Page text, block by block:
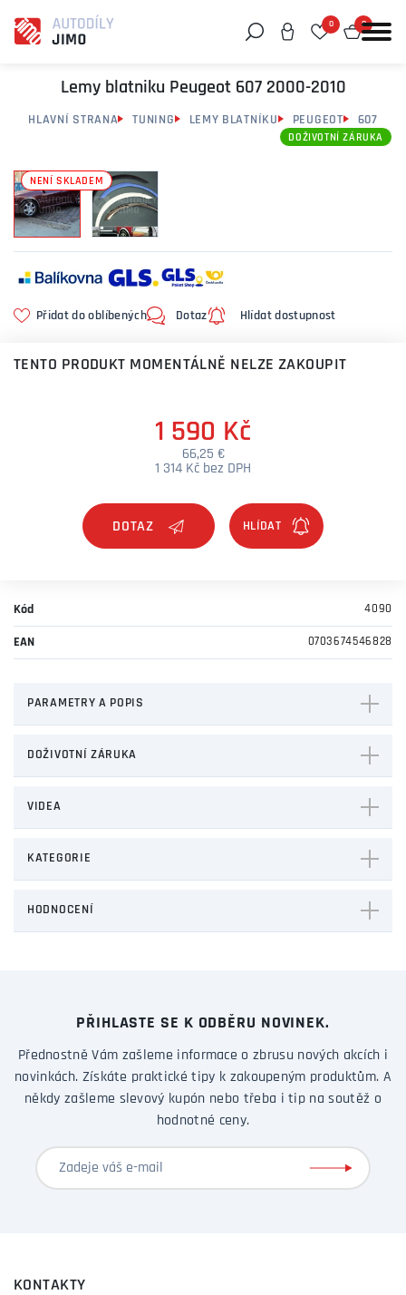
0 0
Lemy blatniku Peugeot 607 2000-2010
HLAVNÍ STRANA TUNING LEMY BLATNÍKU PEUGEOT 607
NENÍ SKLADEM
DOŽIVOTNÍ ZÁRUKA
Přidat do oblíbených Dotaz Hlídat dostupnost
TENTO PRODUKT MOMENTÁLNĚ NELZE ZAKOUPIT
1 590 Kč
66,25 €
1 314 Kč bez DPH
DOTAZ
Kód 4090
EAN 0703674546828
PARAMETRY A POPIS
DOŽIVOTNÍ ZÁRUKA
VIDEA
KATEGORIE
HODNOCENÍ
PŘIHLASTE SE K ODBĚRU NOVINEK.
Přednostně Vám zašleme informace o zbrusu nových akcích i
novinkách. Získáte praktické tipy k zakoupeným produktům. A
někdy zašleme slevový kupón nebo třeba i tip na soutěž o
hodnotné ceny.
KONTAKTY
Můžeme vám pomoci něco najít?